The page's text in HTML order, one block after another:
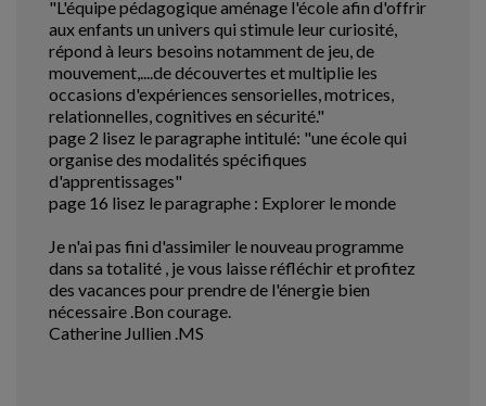
"L'équipe pédagogique aménage l'école afin d'offrir
aux enfants un univers qui stimule leur curiosité,
répond à leurs besoins notamment de jeu, de
mouvement,....de découvertes et multiplie les
occasions d'expériences sensorielles, motrices,
relationnelles, cognitives en sécurité."
page 2 lisez le paragraphe intitulé: "une école qui
organise des modalités spécifiques
d'apprentissages"
page 16 lisez le paragraphe : Explorer le monde
Je n'ai pas fini d'assimiler le nouveau programme
dans sa totalité , je vous laisse réfléchir et profitez
des vacances pour prendre de l'énergie bien
nécessaire .Bon courage.
Catherine Jullien .MS